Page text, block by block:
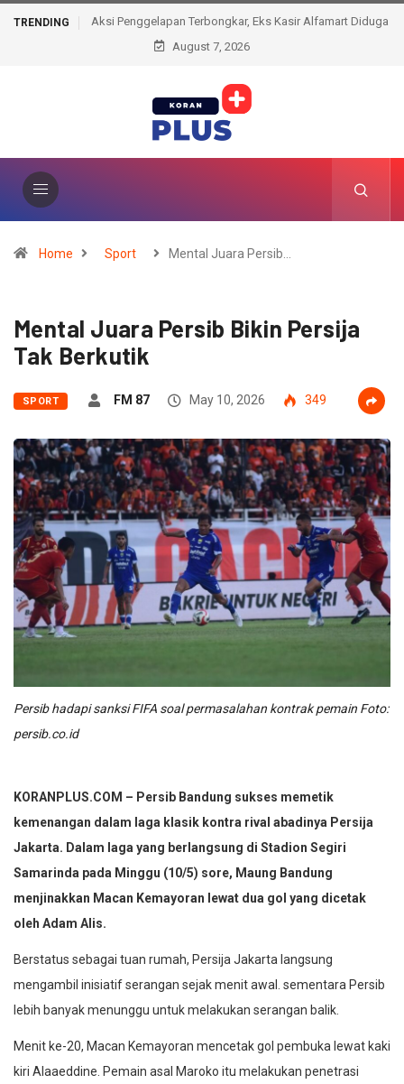
TRENDING
Aksi Penggelapan Terbongkar, Eks Kasir Alfamart Diduga
Selewengkan Transaksi Elektronik
August 7, 2026
Home Sport Mental Juara Persib…
Mental Juara Persib Bikin Persija
Tak Berkutik
SPORT FM 87 May 10, 2026 349
Persib hadapi sanksi FIFA soal permasalahan kontrak pemain Foto:
persib.co.id
KORANPLUS.COM – Persib Bandung sukses memetik
kemenangan dalam laga klasik kontra rival abadinya Persija
Jakarta. Dalam laga yang berlangsung di Stadion Segiri
Samarinda pada Minggu (10/5) sore, Maung Bandung
menjinakkan Macan Kemayoran lewat dua gol yang dicetak
oleh Adam Alis.
Berstatus sebagai tuan rumah, Persija Jakarta langsung
mengambil inisiatif serangan sejak menit awal. sementara Persib
lebih banyak menunggu untuk melakukan serangan balik.‎‎
Menit ke-20, Macan Kemayoran mencetak gol pembuka lewat kaki
kiri Alaaeddine. Pemain asal Maroko itu melakukan penetrasi